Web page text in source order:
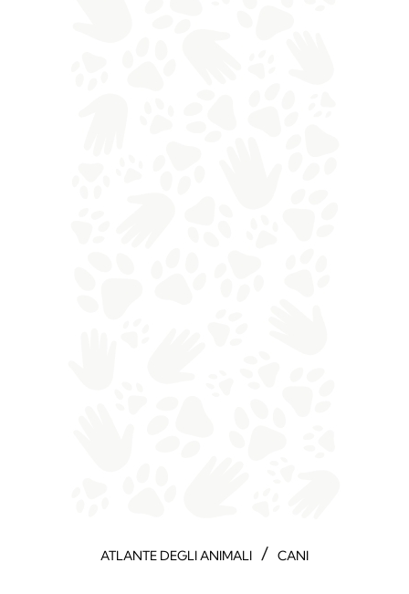
ATLANTE DEGLI ANIMALI / CANI